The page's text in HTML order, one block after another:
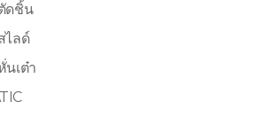
ดชิ้น
ไลด์
นเต๋า